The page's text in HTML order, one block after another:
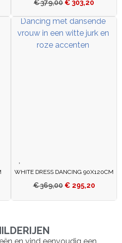
€379,00 € 303,20
WHITE DRESS DANCING 90X120CM
€369,00 € 295,20